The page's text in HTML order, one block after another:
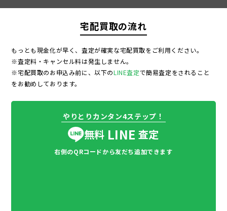
宅配買取の流れ
もっとも現金化が早く、査定が確実な宅配買取をご利用ください。
※査定料・キャンセル料は発生しません。
※宅配買取のお申込み前に、以下のLINE査定で簡易査定をされること
をお勧めしております。
やりとりカンタン4ステップ！
無料 LINE 査定
右側のQRコードから友だち追加できます